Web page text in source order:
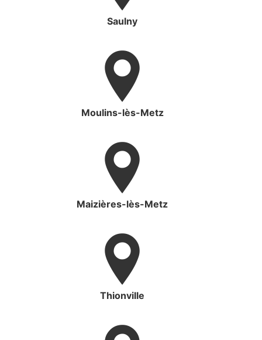
Saulny
Moulins-lès-Metz
Maizières-lès-Metz
Thionville